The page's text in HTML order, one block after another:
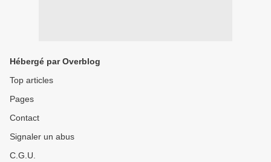
Hébergé par Overblog
Top articles
Pages
Contact
Signaler un abus
C.G.U.